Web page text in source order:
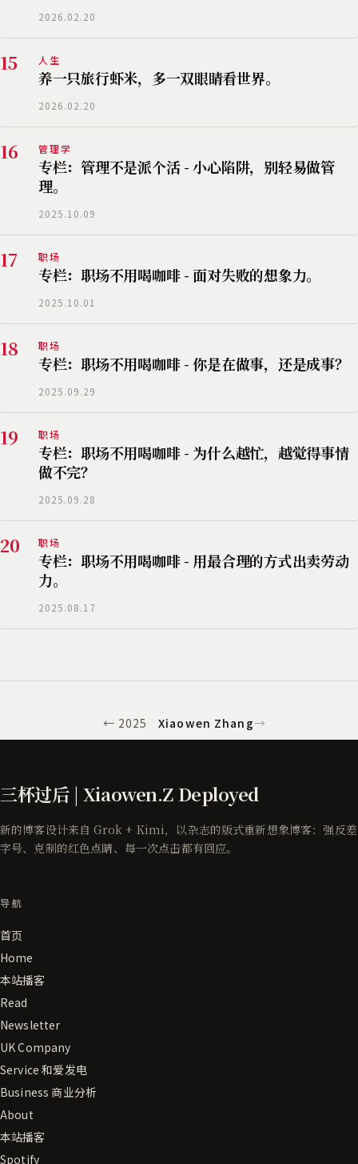
2026.02.20
15 人生
养一只旅行虾米，多一双眼睛看世界。
2026.02.20
16 管理学
专栏：管理不是派个活 - 小心陷阱，别轻易做管
理。
2025.10.09
17 职场
专栏：职场不用喝咖啡 - 面对失败的想象力。
2025.10.01
18 职场
专栏：职场不用喝咖啡 - 你是在做事，还是成事？
2025.09.29
19 职场
专栏：职场不用喝咖啡 - 为什么越忙，越觉得事情
做不完？
2025.09.28
20 职场
专栏：职场不用喝咖啡 - 用最合理的方式出卖劳动
力。
2025.08.17
← 2025 Xiaowen Zhang→
三杯过后 | Xiaowen.Z Deployed
新的博客设计来自 Grok + Kimi，以杂志的版式重新想象博客：强反差
字号、克制的红色点睛、每一次点击都有回应。
导航
首页
Home
本站播客
Read
Newsletter
UK Company
Service 和爱发电
Business 商业分析
About
本站播客
Spotify